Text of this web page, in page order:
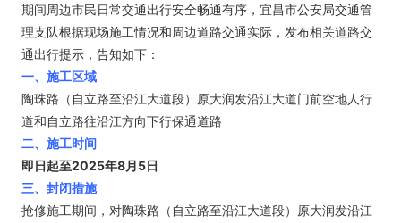
期间周边市民日常交通出行安全畅通有序，宜昌市公安局交通管
理支队根据现场施工情况和周边道路交通实际，发布相关道路交
通出行提示，告知如下：
一、施工区域
陶珠路（自立路至沿江大道段）原大润发沿江大道门前空地人行
道和自立路往沿江方向下行保通道路
二、施工时间
即日起至2025年8月5日
三、封闭措施
抢修施工期间，对陶珠路（自立路至沿江大道段）原大润发沿江